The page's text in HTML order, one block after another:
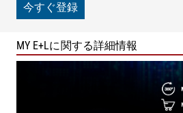
今すぐ登録
MY E+Lに関する詳細情報